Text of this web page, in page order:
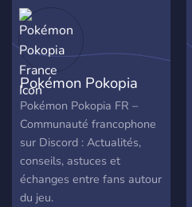
dynamique et bienveillante,
pensée pour les joueurs qui
veulent : ・Améliorer leur
expérience de jeu ・
Découvrir de nouvelles
stratégies et inspirations ・
Partager leurs créations
avec d’autres passionnés
・Participer à une
communauté active autour
de Pokopia
Fortnite - Hogwarts Legacy
- Lycans (jeu du loup
garou) Et bien plus encore !
Nous organisons
également plein de soirée
jeux (code name, gartic
phone, wolfy, jeux de
société en ligne etc…)
N'hésite pas à nous
rejoindre et échanger avec
nous 😉 A bientôt dans la
Pokémon Pokopia
France
Pokémon Pokopia FR –
Communauté francophone
sur Discord : Actualités,
conseils, astuces et
échanges entre fans autour
du jeu.